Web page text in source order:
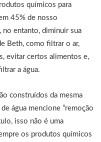
químicos para
45% de nosso
no entanto, diminuir sua
Beth, como filtrar o ar,
evitar certos alimentos e,
a água.
construídos da mesma
água mencione “remoção
isso não é uma
os produtos químicos